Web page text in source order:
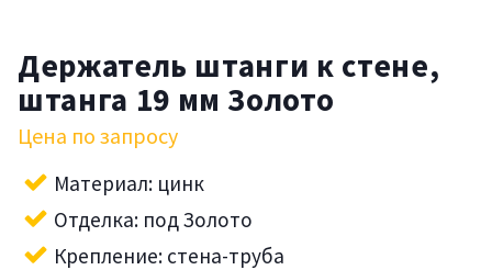
Держатель штанги к стене,
штанга 19 мм Золото
Цена по запросу
Материал: цинк
Отделка: под Золото
Крепление: стена-труба